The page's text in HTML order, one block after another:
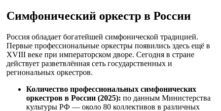
Симфонический оркестр в России
Россия обладает богатейшей симфонической традицией.
Первые профессиональные оркестры появились здесь ещё в
XVIII веке при императорском дворе. Сегодня в стране
действует разветвлённая сеть государственных и
региональных оркестров.
Количество профессиональных симфонических
оркестров в России (2025): по данным Министерства
культуры РФ — около 80 коллективов в различных